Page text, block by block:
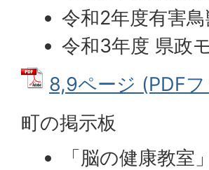
令和2年度有害
令和3年度 県政
8,9ページ (PDF
町の掲示板
「脳の健康教